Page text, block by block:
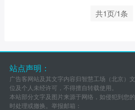
共1页/1条
站点声明：
广告客网站及其文字内容归智慧工场（北京）
位及个人未经许可，不得擅自转载使用。
本站部分文字及图片来源于网络，如侵犯到您
时处理或撤换。举报邮箱：